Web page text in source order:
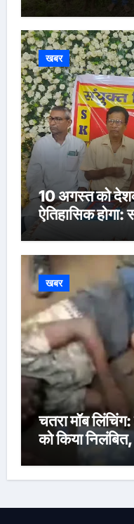
खबर
10 अगस्त को
ऐतिहासिक होगा:
खबर
चतरा मॉब
को किया